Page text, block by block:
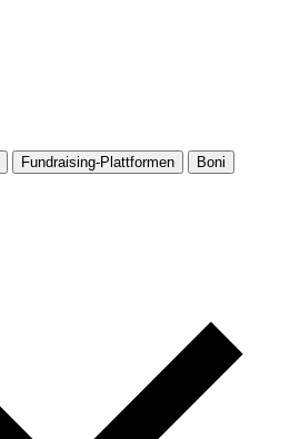
Fundraising-Plattformen Boni